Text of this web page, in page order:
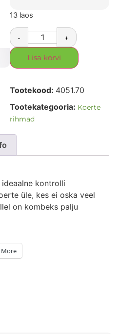
13 laos
- +
Lisa korvi
Tootekood: 4051.70
Tootekategooria: Koerte
rihmad
kontrolli
üle, kes ei oska veel
on kombeks palju
More